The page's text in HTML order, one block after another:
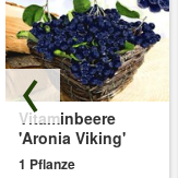
Vitaminbeere
'Aronia Viking'
1 Pflanze